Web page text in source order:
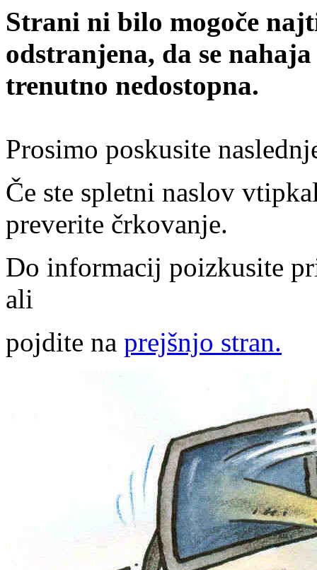
Strani ni bilo mogoče
odstranjena, da se
trenutno nedostopna.
Prosimo poskusite
Če ste spletni naslov
preverite črkovanje.
Do informacij poizkusite
ali
pojdite na prejšnjo stran.